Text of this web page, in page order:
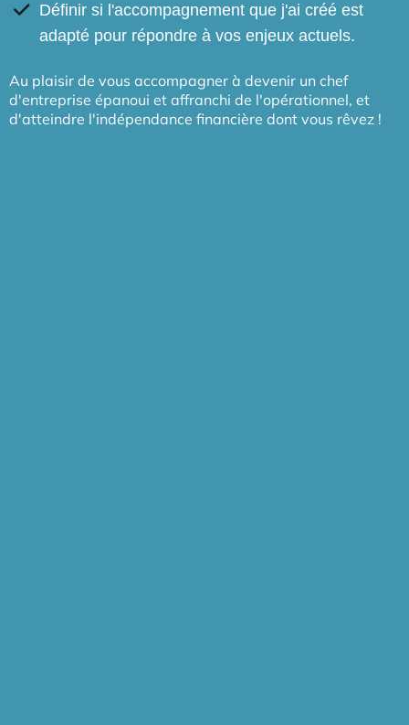
Définir si l'accompagnement que j'ai créé est
adapté pour répondre à vos enjeux actuels.
Au plaisir de vous accompagner à devenir un chef
d'entreprise épanoui et affranchi de l'opérationnel, et
d'atteindre l'indépendance financière dont vous rêvez !